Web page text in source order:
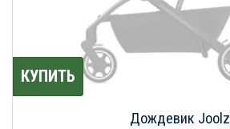
КУПИТЬ
Дождевик Joolz